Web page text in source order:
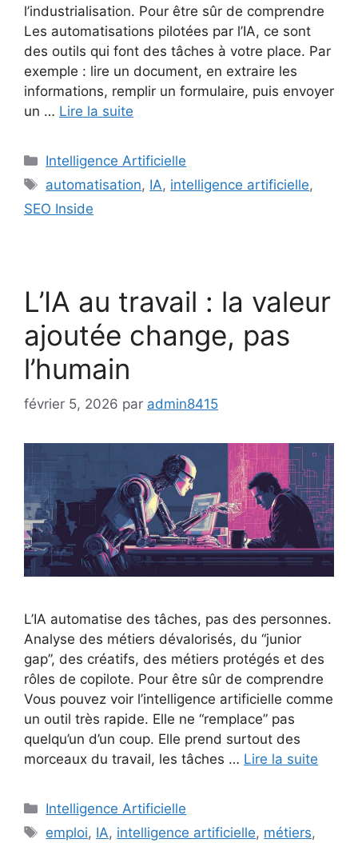
l’industrialisation. Pour être sûr de comprendre
Les automatisations pilotées par l’IA, ce sont
des outils qui font des tâches à votre place. Par
exemple : lire un document, en extraire les
informations, remplir un formulaire, puis envoyer
un … Lire la suite
Catégories
Intelligence Artificielle
Étiquettes
automatisation, IA, intelligence artificielle,
SEO Inside
L’IA au travail : la valeur
ajoutée change, pas
l’humain
février 5, 2026 par admin8415
L’IA automatise des tâches, pas des personnes.
Analyse des métiers dévalorisés, du “junior
gap”, des créatifs, des métiers protégés et des
rôles de copilote. Pour être sûr de comprendre
Vous pouvez voir l’intelligence artificielle comme
un outil très rapide. Elle ne “remplace” pas
quelqu’un d’un coup. Elle prend surtout des
morceaux du travail, les tâches … Lire la suite
Catégories
Intelligence Artificielle
Étiquettes
emploi, IA, intelligence artificielle, métiers,